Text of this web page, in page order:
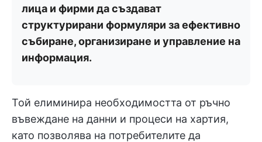
лица и фирми да създават
структурирани формуляри за ефективно
събиране, организиране и управление на
информация.
Той елиминира необходимостта от ръчно
въвеждане на данни и процеси на хартия,
като позволява на потребителите да